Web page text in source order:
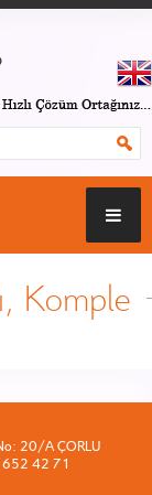
Komple
20/A ÇORLU
42 71